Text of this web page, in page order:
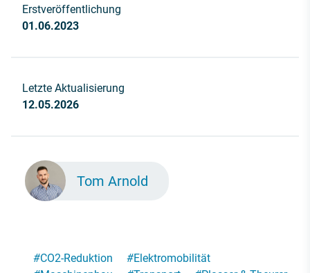
Erstveröffentlichung
01.06.2023
Letzte Aktualisierung
12.05.2026
Tom Arnold
#CO2-Reduktion #Elektromobilität